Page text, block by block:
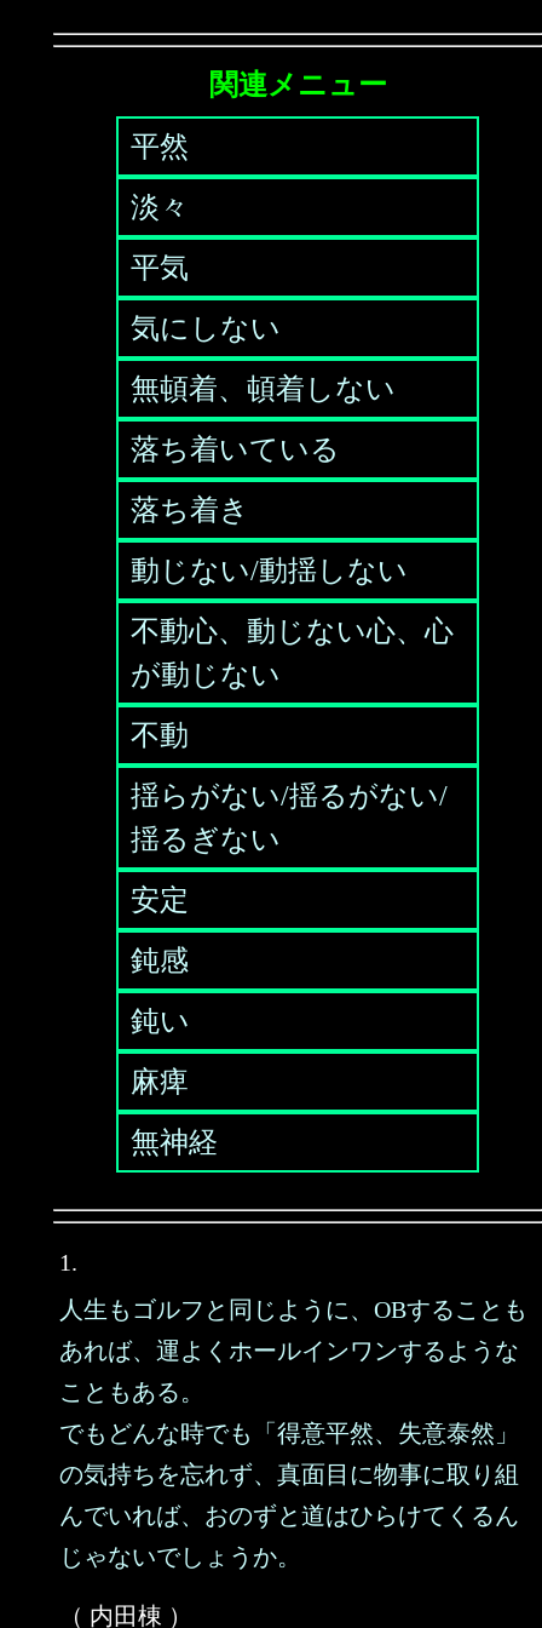
関連メニュー
平然
淡々
平気
気にしない
無頓着、頓着しない
落ち着いている
落ち着き
動じない/動揺しない
不動心、動じない心、心
が動じない
不動
揺らがない/揺るがない/
揺るぎない
安定
鈍感
鈍い
麻痺
無神経
1.
人生もゴルフと同じように、OBすることも
あれば、運よくホールインワンするような
こともある。
でもどんな時でも「得意平然、失意泰然」
の気持ちを忘れず、真面目に物事に取り組
んでいれば、おのずと道はひらけてくるん
じゃないでしょうか。
（ 内田棟 ）